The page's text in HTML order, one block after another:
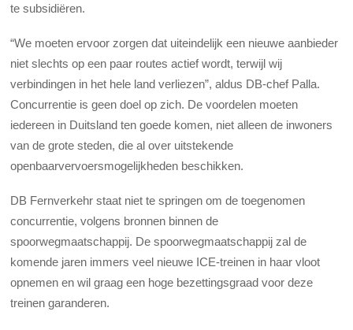
te subsidiëren.
“We moeten ervoor zorgen dat uiteindelijk een nieuwe aanbieder
niet slechts op een paar routes actief wordt, terwijl wij
verbindingen in het hele land verliezen”, aldus DB-chef Palla.
Concurrentie is geen doel op zich. De voordelen moeten
iedereen in Duitsland ten goede komen, niet alleen de inwoners
van de grote steden, die al over uitstekende
openbaarvervoersmogelijkheden beschikken.
DB Fernverkehr staat niet te springen om de toegenomen
concurrentie, volgens bronnen binnen de
spoorwegmaatschappij. De spoorwegmaatschappij zal de
komende jaren immers veel nieuwe ICE-treinen in haar vloot
opnemen en wil graag een hoge bezettingsgraad voor deze
treinen garanderen.